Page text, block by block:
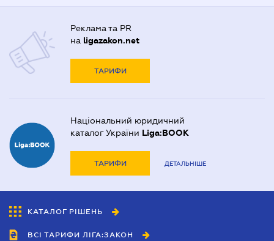
Реклама та PR
на ligazakon.net
ТАРИФИ
Національний юридичний
каталог України Liga:BOOK
ТАРИФИ ДЕТАЛЬНІШЕ
КАТАЛОГ РІШЕНЬ
ВСІ ТАРИФИ ЛІГА:ЗАКОН